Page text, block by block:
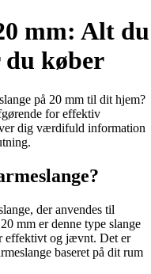
mm: Alt du
du køber
på 20 mm til dit hjem?
for effektiv
dig værdifuld information
der anvendes til
mm er denne type slange
effektivt og jævnt. Det er
baseret på dit rum